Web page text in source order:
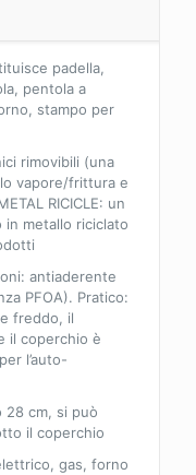
padella,
pentola a
stampo per
rimovibili (una
vapore/frittura e
RICICLE: un
metallo riciclato
antiaderente
PFOA). Pratico:
freddo, il
il coperchio è
l’auto-
28 cm, si può
il coperchio
gas, forno